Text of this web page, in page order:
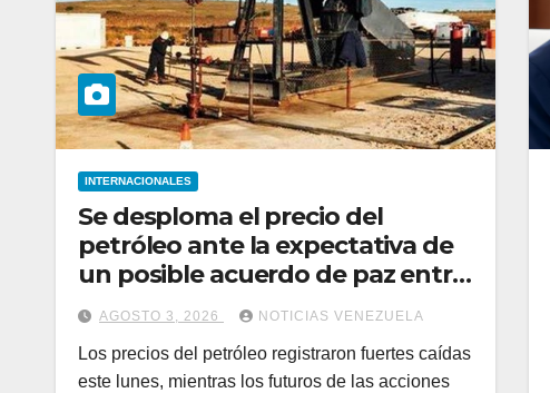
INTERNACIONALES
Se desploma el precio del
petróleo ante la expectativa de
un posible acuerdo de paz entre
EEUU e Irán
AGOSTO 3, 2026 NOTICIAS VENEZUELA
Los precios del petróleo registraron fuertes caídas
este lunes, mientras los futuros de las acciones